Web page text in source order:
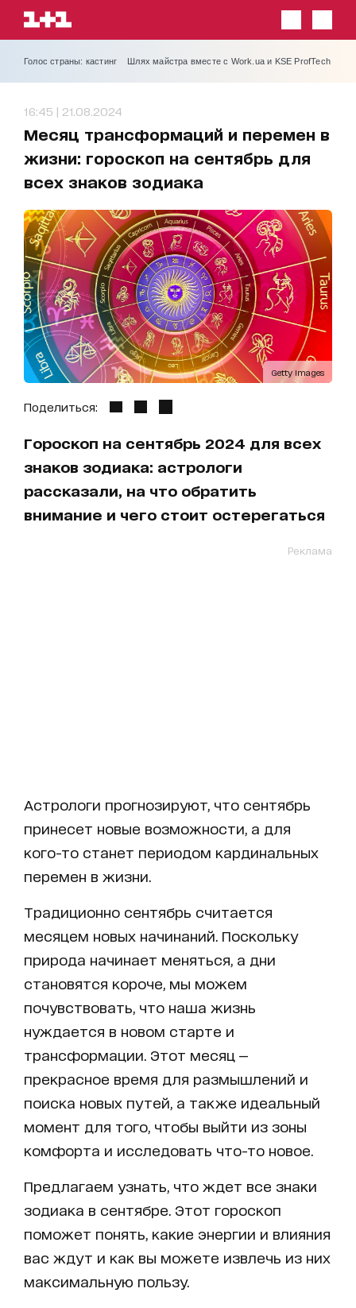
Голос страны: кастинг Шлях майстра вместе с Work.ua и KSE ProfTech
16:45 | 21.08.2024
Месяц трансформаций и перемен в
жизни: гороскоп на сентябрь для
всех знаков зодиака
Getty Images
Поделиться:
Гороскоп на сентябрь 2024 для всех
знаков зодиака: астрологи
рассказали, на что обратить
внимание и чего стоит остерегаться
Реклама
Астрологи прогнозируют, что сентябрь
принесет новые возможности, а для
кого-то станет периодом кардинальных
перемен в жизни.
Традиционно сентябрь считается
месяцем новых начинаний. Поскольку
природа начинает меняться, а дни
становятся короче, мы можем
почувствовать, что наша жизнь
нуждается в новом старте и
трансформации. Этот месяц —
прекрасное время для размышлений и
поиска новых путей, а также идеальный
момент для того, чтобы выйти из зоны
комфорта и исследовать что-то новое.
Предлагаем узнать, что ждет все знаки
зодиака в сентябре. Этот гороскоп
поможет понять, какие энергии и влияния
вас ждут и как вы можете извлечь из них
максимальную пользу.